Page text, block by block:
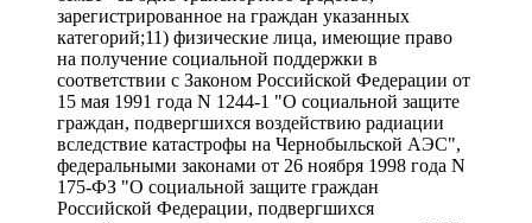
зарегистрированное на граждан указанных
категорий;11) физические лица, имеющие право
на получение социальной поддержки в
соответствии с Законом Российской Федерации от
15 мая 1991 года N 1244-1 "О социальной защите
граждан, подвергшихся воздействию радиации
вследствие катастрофы на Чернобыльской АЭС",
федеральными законами от 26 ноября 1998 года N
175-ФЗ "О социальной защите граждан
Российской Федерации, подвергшихся